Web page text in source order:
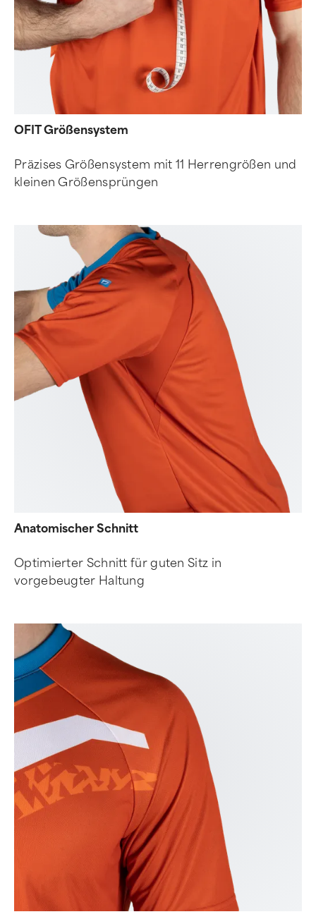
OFIT Größensystem
Präzises Größensystem mit 11 Herrengrößen und
kleinen Größensprüngen
Anatomischer Schnitt
Optimierter Schnitt für guten Sitz in
vorgebeugter Haltung